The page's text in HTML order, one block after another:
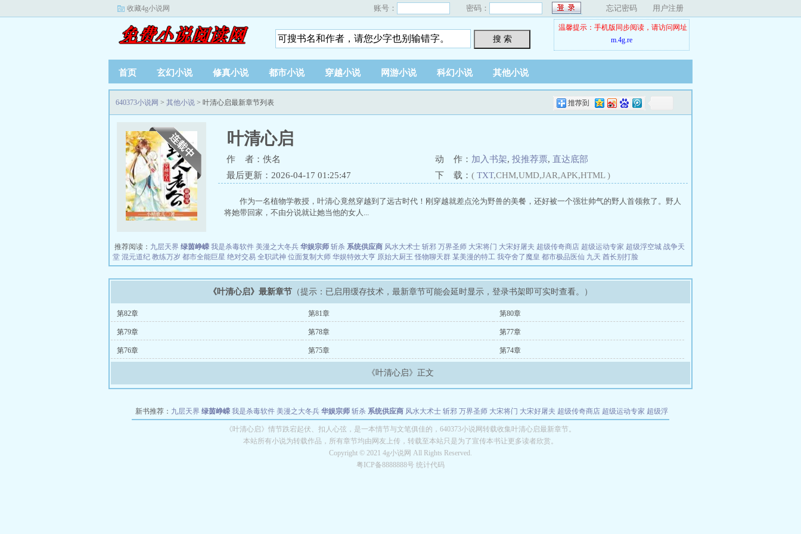
收藏4g小说网 账号： 密码： 忘记密码 用户注册
搜 索
温馨提示：手机版同步阅读，请访问网址
m.4g.re
首页 玄幻小说 修真小说 都市小说 穿越小说 网游小说 科幻小说 其他小说
640373小说网 > 其他小说 > 叶清心启最新章节列表
叶清心启
作 者：佚名 动 作： 加入书架, 投推荐票, 直达底部
最后更新：2026-04-17 01:25:47
下 载： ( TXT,CHM,UMD,JAR,APK,HTML )
作为一名植物学教授，叶清心竟然穿越到了远古时代！刚穿越就差点沦为野兽的美餐，还好被一个强壮帅气的野人首领救了。野人
将她带回家，不由分说就让她当他的女人...
推荐阅读： 九层天界 绿茵峥嵘 我是杀毒软件 美漫之大冬兵 华娱宗师 斩杀 系统供应商 风水大术士 斩邪 万界圣师 大宋将门 大宋好屠夫 超级传奇商店 超级运动专家 超级浮空城 战争天
堂 混元道纪 教练万岁 都市全能巨星 绝对交易 全职武神 位面复制大师 华娱特效大亨 原始大厨王 怪物聊天群 某美漫的特工 我夺舍了魔皇 都市极品医仙 九天 酋长别打脸
《叶清心启》最新章节 （提示：已启用缓存技术，最新章节可能会延时显示，登录书架即可实时查看。）
第82章 第81章 第80章
第79章 第78章 第77章
第76章 第75章 第74章
《叶清心启》正文
新书推荐： 九层天界 绿茵峥嵘 我是杀毒软件 美漫之大冬兵 华娱宗师 斩杀 系统供应商 风水大术士 斩邪 万界圣师 大宋将门 大宋好屠夫 超级传奇商店 超级运动专家 超级浮
教练万岁 都市全能巨星 绝对交易 全职武神 位面复制大师 华娱特效大亨 原始大厨王 怪物聊天群 某美漫的特工 我夺舍了魔皇
长别打脸
《叶清心启》情节跌宕起伏、扣人心弦，是一本情节与文笔俱佳的，640373小说网转载收集叶清心启最新章节。
本站所有小说为转载作品，所有章节均由网友上传，转载至本站只是为了宣传本书让更多读者欣赏。
Copyright © 2021 4g小说网 All Rights Reserved.
粤ICP备8888888号 统计代码